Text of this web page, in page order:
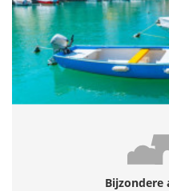
Bijzondere